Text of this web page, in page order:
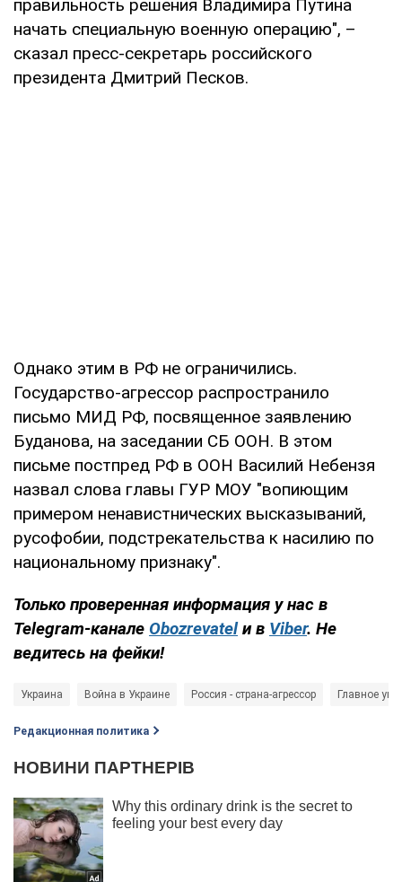
правильность решения Владимира Путина
начать специальную военную операцию", –
сказал пресс-секретарь российского
президента Дмитрий Песков.
Однако этим в РФ не ограничились.
Государство-агрессор распространило
письмо МИД РФ, посвященное заявлению
Буданова, на заседании СБ ООН. В этом
письме постпред РФ в ООН Василий Небензя
назвал слова главы ГУР МОУ "вопиющим
примером ненавистнических высказываний,
русофобии, подстрекательства к насилию по
национальному признаку".
Только проверенная информация у нас в
Telegram-канале Obozrevatelи в Viber. Не
ведитесь на фейки!​​​​​​​
Украина Война в Украине Россия - страна-агрессор Главное
Редакционная политика